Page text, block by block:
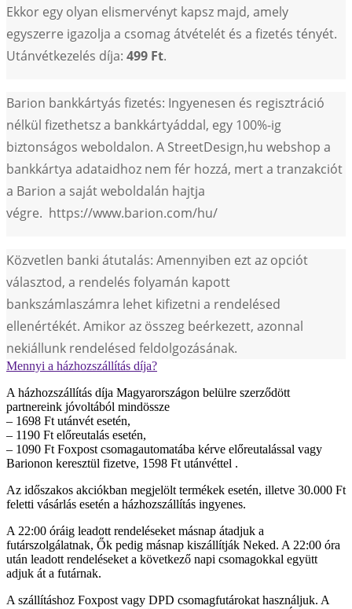
Ekkor egy olyan elismervényt kapsz majd, amely
egyszerre igazolja a csomag átvételét és a fizetés tényét.
Utánvétkezelés díja: 499 Ft.
Barion bankkártyás fizetés: Ingyenesen és regisztráció
nélkül fizethetsz a bankkártyáddal, egy 100%-ig
biztonságos weboldalon. A StreetDesign,hu webshop a
bankkártya adataidhoz nem fér hozzá, mert a tranzakciót
a Barion a saját weboldalán hajtja
végre. https://www.barion.com/hu/
Közvetlen banki átutalás: Amennyiben ezt az opciót
választod, a rendelés folyamán kapott
bankszámlaszámra lehet kifizetni a rendelésed
ellenértékét. Amikor az összeg beérkezett, azonnal
nekiállunk rendelésed feldolgozásának.
Mennyi a házhozszállítás díja?
A házhozszállítás díja Magyarországon belülre szerződött
partnereink jóvoltából mindössze
– 1698 Ft utánvét esetén,
– 1190 Ft előreutalás esetén,
– 1090 Ft Foxpost csomagautomatába kérve előreutalással vagy
Barionon keresztül fizetve, 1598 Ft utánvéttel .
Az időszakos akciókban megjelölt termékek esetén, illetve 30.000 Ft
feletti vásárlás esetén a házhozszállítás ingyenes.
A 22:00 óráig leadott rendeléseket másnap átadjuk a
futárszolgálatnak, Ők pedig másnap kiszállítják Neked. A 22:00 óra
után leadott rendeléseket a következő napi csomagokkal együtt
adjuk át a futárnak.
A szállításhoz Foxpost vagy DPD csomagfutárokat használjuk. A